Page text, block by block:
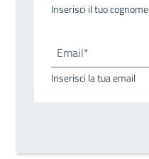
Inserisci il tuo cognome
Email*
Inserisci la tua email